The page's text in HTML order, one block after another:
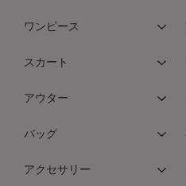
ワンピース
スカート
アウター
バッグ
アクセサリー